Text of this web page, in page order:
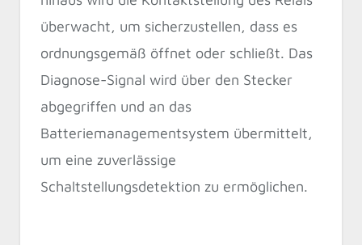
überwacht, um sicherzustellen, dass es
ordnungsgemäß öffnet oder schließt. Das
Diagnose-Signal wird über den Stecker
abgegriffen und an das
Batteriemanagementsystem übermittelt,
um eine zuverlässige
Schaltstellungsdetektion zu ermöglichen.